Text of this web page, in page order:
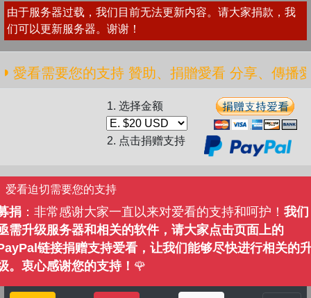
由于服务器过载，我们目前无法更新内容。请大家捐款，我
们可以更新服务器。谢谢！
要您的支持 贊助、捐贈愛看 分享、傳播愛看 ❤️
1. 选择金额
2. 点击捐赠支持
爱看迫切需要您的支持
捐 ：非常感谢大家一直以来对爱看的支持和呵护！ 我们
需升级服务器和相关的软件，请大家点击页面上的
链接捐赠支持爱看，让我们能够尽快进行相关的
。衷心感谢您的支持！ 🌹